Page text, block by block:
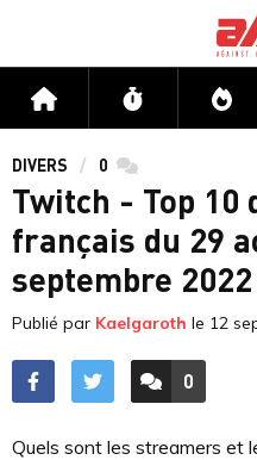
Accueil Flux
DIVERS 0 commentaires
Twitch - Top 10
français du 29
septembre 2022
Publié par Kaelgaroth le 12
0
Quels sont les streamers et